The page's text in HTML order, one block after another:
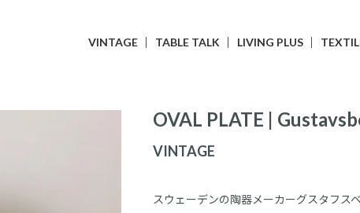
VINTAGE TABLE TALK LIVING PLUS
OVAL PLATE |
VINTAGE
スウェーデンの陶器メーカーグスタフス